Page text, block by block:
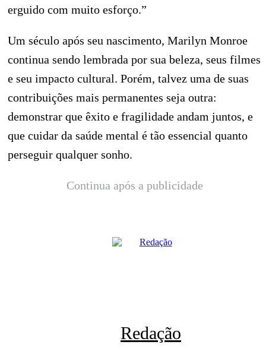
erguido com muito esforço.”
Um século após seu nascimento, Marilyn Monroe
continua sendo lembrada por sua beleza, seus filmes
e seu impacto cultural. Porém, talvez uma de suas
contribuições mais permanentes seja outra:
demonstrar que êxito e fragilidade andam juntos, e
que cuidar da saúde mental é tão essencial quanto
perseguir qualquer sonho.
Continua após a publicidade
Redação